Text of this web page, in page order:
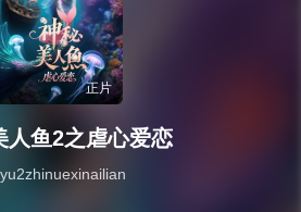
正片
人鱼2之虐心爱恋